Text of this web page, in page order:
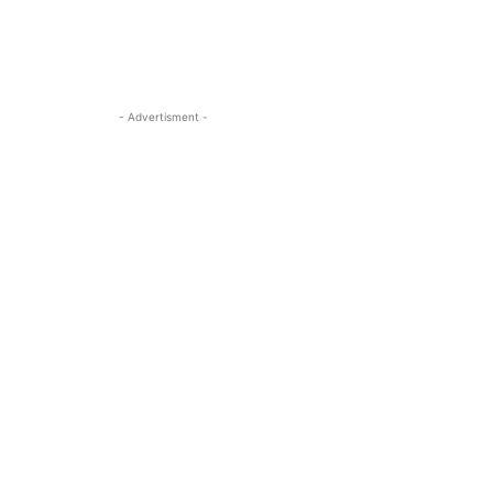
- Advertisment -